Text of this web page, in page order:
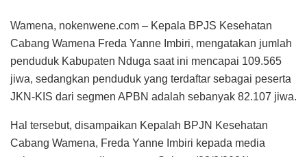
Wamena, nokenwene.com – Kepala BPJS Kesehatan
Cabang Wamena Freda Yanne Imbiri, mengatakan jumlah
penduduk Kabupaten Nduga saat ini mencapai 109.565
jiwa, sedangkan penduduk yang terdaftar sebagai peserta
JKN-KIS dari segmen APBN adalah sebanyak 82.107 jiwa.
Hal tersebut, disampaikan Kepalah BPJN Kesehatan
Cabang Wamena, Freda Yanne Imbiri kepada media